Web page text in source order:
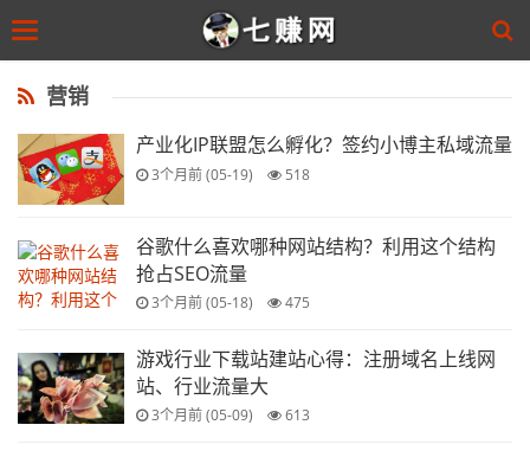
to
content
Toggle
营销
产业化IP联盟怎么孵化？签约小博主私域流量
3个月前 (05-19) 518
谷歌什么喜欢哪种网站结构？利用这个结构
抢占SEO流量
3个月前 (05-18) 475
游戏行业下载站建站心得：注册域名上线网
站、行业流量大
3个月前 (05-09) 613